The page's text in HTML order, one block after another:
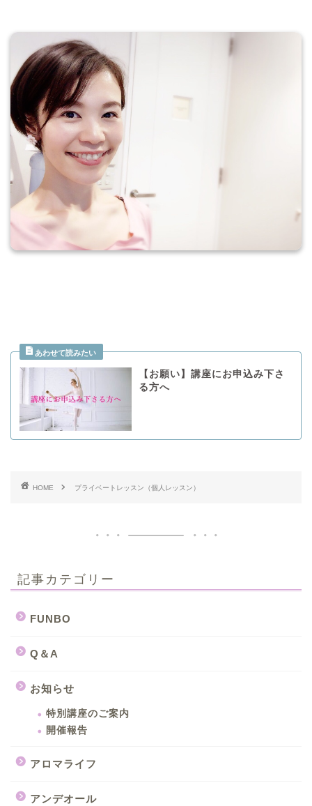
【お願い】講座にお申込み下さ
る方へ
HOME プライベートレッスン（個人レッスン）
記事カテゴリー
FUNBO
Q＆A
お知らせ
特別講座のご案内
開催報告
アロマライフ
アンデオール